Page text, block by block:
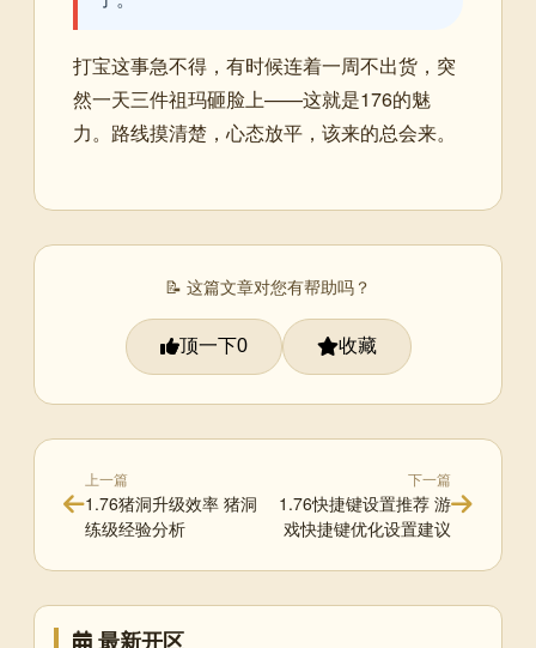
打宝这事急不得，有时候连着一周不出货，突
然一天三件祖玛砸脸上——这就是176的魅
力。路线摸清楚，心态放平，该来的总会来。
📝 这篇文章对您有帮助吗？
顶一下0 收藏
上一篇
1.76猪洞升级效率 猪洞
练级经验分析
下一篇
1.76快捷键设置推荐 游
戏快捷键优化设置建议
最新开区